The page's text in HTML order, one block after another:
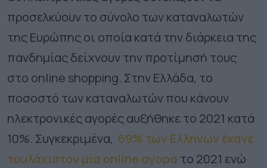
προσελκύουν το σύνολο των καταναλωτών
της Ευρώπης οι οποία κατά την διάρκεια της
πανδημίας δείχνουν την προτίμησή τους
στο online shopping. Στην Ελλάδα, το
ποσοστό των καταναλωτών που κάνουν
ηλεκτρονικές αγορές αυξήθηκε το 2021 κατά
10%. Συγκεκριμένα, 69% των Ελλήνων έκανε
τουλάχιστον μία online αγορά το 2021 ενώ